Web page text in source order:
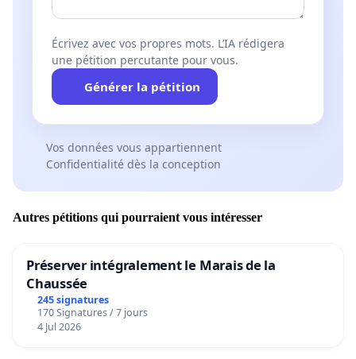
Écrivez avec vos propres mots. L’IA rédigera
une pétition percutante pour vous.
Générer la pétition
Vos données vous appartiennent
Confidentialité dès la conception
Autres pétitions qui pourraient vous intéresser
Préserver intégralement le Marais de la
Chaussée
245 signatures
170 Signatures / 7 jours
4 Jul 2026